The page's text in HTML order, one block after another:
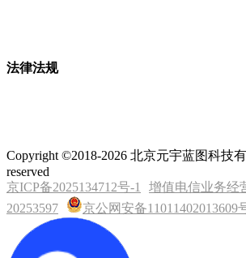
法律法规
Copyright ©2018-2026 北京元宇蓝图科技
reserved
京ICP备2025134712号-1
增值电信业务经
20253597
京公网安备11011402013609